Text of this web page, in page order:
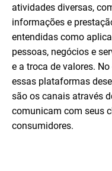
atividades diversas,
informações e
entendidas como
pessoas, negócios e
e a troca de valores.
essas plataformas
são os canais através
comunicam com seus
consumidores.